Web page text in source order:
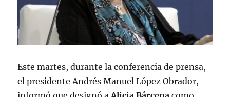
Este martes, durante la conferencia de prensa,
el presidente Andrés Manuel López Obrador,